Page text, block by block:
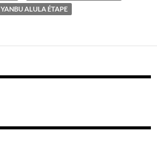
YANBU ALULA ÉTAPE